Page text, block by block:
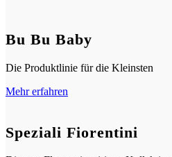
Bu Bu Baby
Die Produktlinie für die Kleinsten
Mehr erfahren
Speziali Fiorentini